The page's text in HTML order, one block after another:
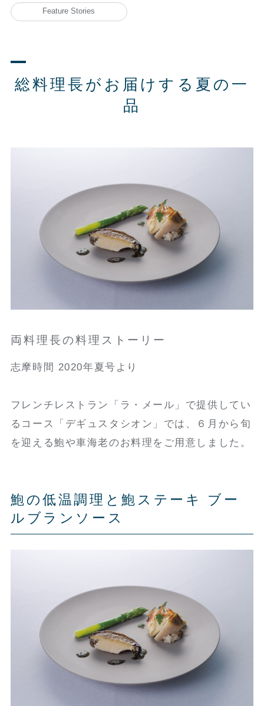
Feature Stories
総料理長がお届けする夏の一
品
両料理長の料理ストーリー
志摩時間 2020年夏号より
フレンチレストラン「ラ・メール」で提供してい
るコース「デギュスタシオン」では、６月から旬
を迎える鮑や車海老のお料理をご用意しました。
鮑の低温調理と鮑ステーキ ブー
ルブランソース